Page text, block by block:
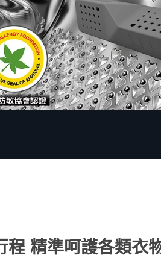
程 精準呵護各類衣